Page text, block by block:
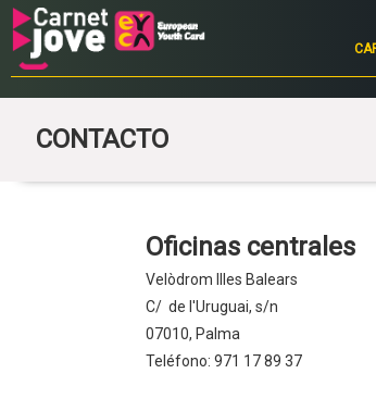
Main
navigation
CONTACTO
Oficinas centrales
Velòdrom Illes Balears
C/ de l'Uruguai, s/n
07010, Palma
Teléfono: 971 17 89 37